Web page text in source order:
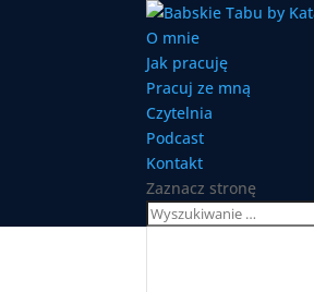
O mnie
Jak pracuję
Pracuj ze mną
Czytelnia
Podcast
Kontakt
Zaznacz stronę